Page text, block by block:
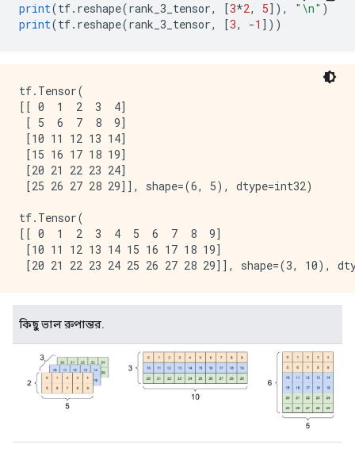
print(tf. reshape(rank_3_tensor, [3*2, 5]), "\n" )
print(tf. reshape(rank_3_tensor, [3, -1 ]))
tf.Tensor(
[[ 0  1  2  3  4]
[ 5  6  7  8  9]
[10 11 12 13 14]
[15 16 17 18 19]
[20 21 22 23 24]
[25 26 27 28 29]], shape=(6, 5), dtype=int32)
tf.Tensor(
[[ 0  1  2  3  4  5  6  7  8  9]
[10 11 12 13 14 15 16 17 18 19]
কিছু ভাল রুপান্তর.